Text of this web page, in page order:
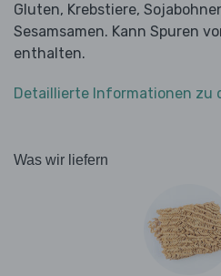
Gluten, Krebstiere,
Sesamsamen. Kann Spuren
enthalten.
Detaillierte Informationen zu
Was wir liefern